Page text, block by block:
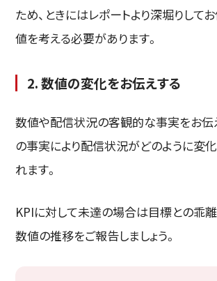
ため、ときにはレポートより深堀りして
値を考える必要があります。
2. 数値の変化をお伝えする
数値や配信状況の客観的な事実をお伝
の事実により配信状況がどのように変
れます。
KPIに対して未達の場合は目標との乖
数値の推移をご報告しましょう。